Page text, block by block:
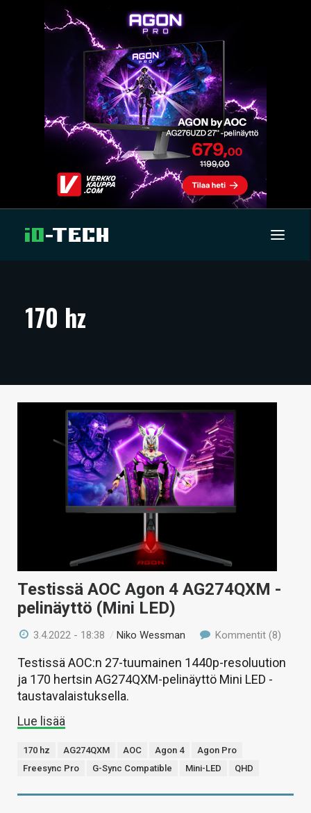
ARTIKKELIT
TECHBBS
VAIHDA TEEMA
HAKU
170 hz
Testissä AOC Agon 4 AG274QXM -
pelinäyttö (Mini LED)
3.4.2022 - 18:38 /Niko Wessman Kommentit (8)
Testissä AOC:n 27-tuumainen 1440p-resoluution
ja 170 hertsin AG274QXM-pelinäyttö Mini LED -
taustavalaistuksella.
Lue lisää
170 hz AG274QXM AOC Agon 4
Agon Pro
Freesync Pro
G-Sync Compatible Mini-LED QHD